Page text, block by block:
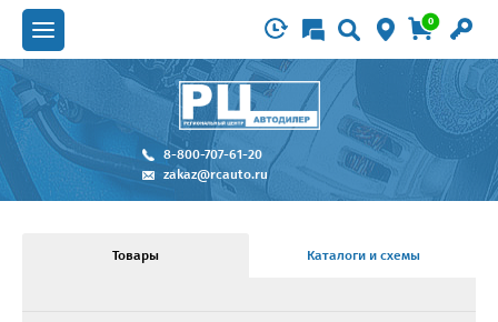
0
8-800-707-61-20
zakaz@rcauto.ru
Товары Каталоги и схемы